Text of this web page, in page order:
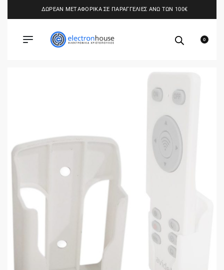
ΔΩΡΕΑΝ ΜΕΤΑΦΟΡΙΚΑ ΣΕ ΠΑΡΑΓΓΕΛΙΕΣ ΑΝΩ ΤΩΝ 100€
0